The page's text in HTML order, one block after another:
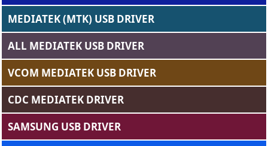
MEDIATEK (MTK) USB DRIVER
ALL MEDIATEK USB DRIVER
VCOM MEDIATEK USB DRIVER
CDC MEDIATEK DRIVER
SAMSUNG USB DRIVER